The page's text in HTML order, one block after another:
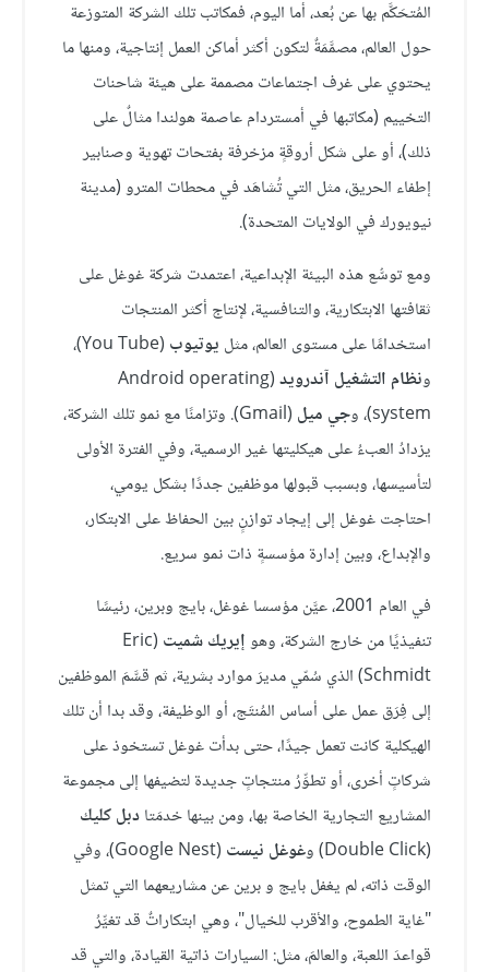
المُتحَكَّم بها عن بُعد، أما اليوم، فمكاتب تلك الشركة المتوزعة
حول العالم، مصمَّمَةٌ لتكون أكثر أماكن العمل إنتاجية، ومنها ما
يحتوي على غرف اجتماعات مصممة على هيئة شاحنات
التخييم (مكاتبها في أمستردام عاصمة هولندا مثالٌ على
ذلك)، أو على شكل أروقةٍ مزخرفة بفتحات تهوية وصنابير
إطفاء الحريق، مثل التي تُشاهَد في محطات المترو (مدينة
نيويورك في الولايات المتحدة).
ومع توسُّع هذه البيئة الإبداعية، اعتمدت شركة غوغل على
ثقافتها الابتكارية، والتنافسية، لإنتاج أكثر المنتجات
استخدامًا على مستوى العالم، مثل يوتيوب
(You Tube)،
ونظام التشغيل آندرويد (Android operating
system)، و
جي ميل
(Gmail). وتزامنًا مع نمو تلك الشركة،
يزدادُ العبءُ على هيكليتها غير الرسمية، وفي الفترة الأولى
لتأسيسها، وبسبب قبولها موظفين جددًا بشكل يومي،
احتاجت غوغل إلى إيجاد توازنٍ بين الحفاظ على الابتكار،
والإبداع، وبين إدارة مؤسسةٍ ذات نمو سريع.
في العام 2001، عيَّن مؤسسا غوغل، بايج وبرين، رئيسًا
تنفيذيًا من خارج الشركة، وهوإيريك شميت (Eric
Schmidt) الذي سُمّي مديرَ موارد بشرية، ثم قسَّمَ الموظفين
إلى فِرَق عمل على أساس المُنتَج، أو الوظيفة، وقد بدا أن تلك
الهيكلية كانت تعمل جيدًا، حتى بدأت غوغل تستخوذ على
شركاتٍ أخرى، أو تطوِّرُ منتجاتٍ جديدة لتضيفها إلى مجموعة
المشاريع التجارية الخاصة بها، ومن بينها خدمَتادبل كليك
(Double Click) و
غوغل نيست
(Google Nest)، وفي
الوقت ذاته، لم يغفل بايج و برين عن مشاريعهما التي تمثل
"غاية الطموح، والأقرب للخيال"، وهي ابتكاراتٌ قد تغيِّرُ
قواعدَ اللعبة، والعالمَ، مثل: السيارات ذاتية القيادة، والتي قد